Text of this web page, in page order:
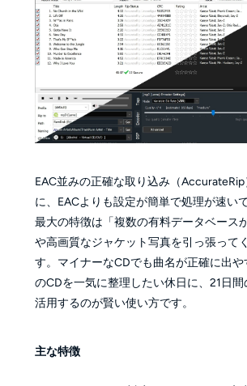
EAC並みの正確な取り込み（AccurateRip
に、EACよりも設定が簡単で処理が速い
最大の特徴は「複数の有料データベース
や高画質なジャケット写真を引っ張って
す。マイナーなCDでも曲名が正確に出
のCDを一気に整理したい休日に、21日
活用するのが賢い使い方です。
主な特徴